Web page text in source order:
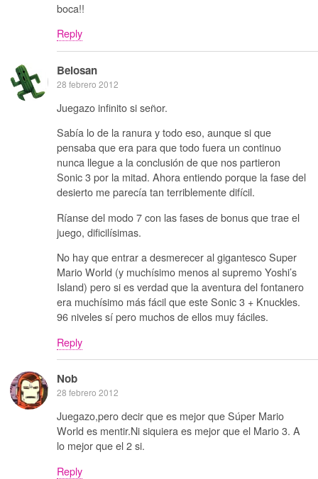
boca!!
Reply
Belosan
28 febrero 2012
Juegazo infinito si señor.
Sabía lo de la ranura y todo eso, aunque si que
pensaba que era para que todo fuera un continuo
nunca llegue a la conclusión de que nos partieron
Sonic 3 por la mitad. Ahora entiendo porque la fase del
desierto me parecía tan terriblemente difícil.
Ríanse del modo 7 con las fases de bonus que trae el
juego, dificilísimas.
No hay que entrar a desmerecer al gigantesco Super
Mario World (y muchísimo menos al supremo Yoshi’s
Island) pero si es verdad que la aventura del fontanero
era muchísimo más fácil que este Sonic 3 + Knuckles.
96 niveles sí pero muchos de ellos muy fáciles.
Reply
Nob
28 febrero 2012
Juegazo,pero decir que es mejor que Súper Mario
World es mentir.Ni siquiera es mejor que el Mario 3. A
lo mejor que el 2 si.
Reply